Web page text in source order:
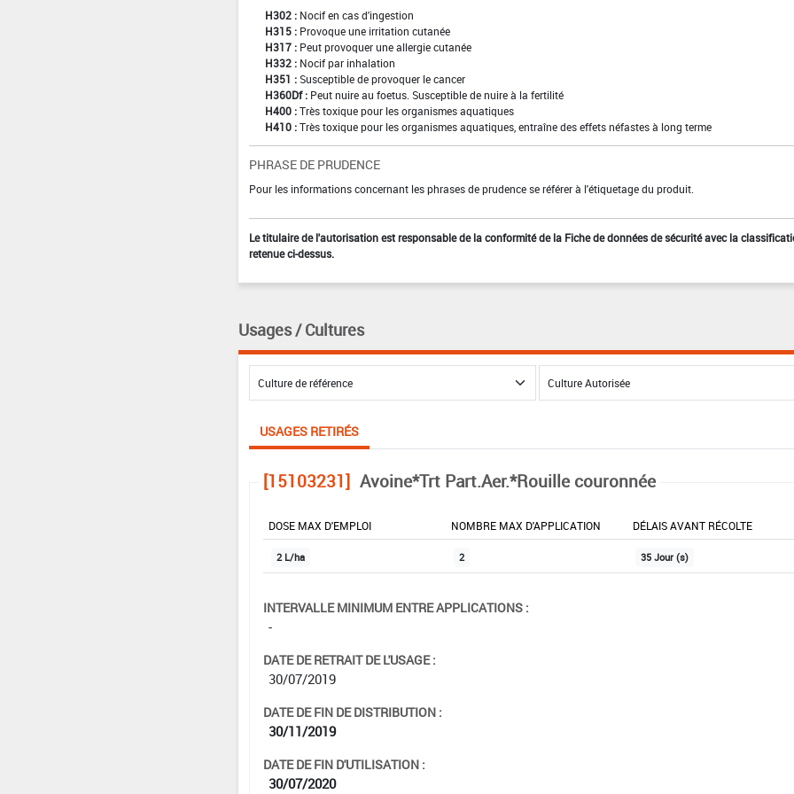
H302 : Nocif en cas d'ingestion
H315 : Provoque une irritation cutanée
H317 : Peut provoquer une allergie cutanée
H332 : Nocif par inhalation
H351 : Susceptible de provoquer le cancer
H360Df : Peut nuire au foetus. Susceptible de nuire à la fertilité
H400 : Très toxique pour les organismes aquatiques
H410 : Très toxique pour les organismes aquatiques, entraîne des effets néfastes à long terme
PHRASE DE PRUDENCE
Pour les informations concernant les phrases de prudence se référer à l'étiquetage du produit.
Le titulaire de l'autorisation est responsable de la conformité de la Fiche de données de sécurité avec la
retenue ci-dessus.
Usages / Cultures
USAGES RETIRÉS
[15103231] Avoine*Trt Part.Aer.*Rouille couronnée
DOSE MAX D'EMPLOI NOMBRE MAX D'APPLICATION DÉLAIS AVANT RÉCOLTE
2 L/ha 2 35 Jour (s)
INTERVALLE MINIMUM ENTRE APPLICATIONS :
-
DATE DE RETRAIT DE L'USAGE :
30/07/2019
DATE DE FIN DE DISTRIBUTION :
30/11/2019
DATE DE FIN D'UTILISATION :
30/07/2020